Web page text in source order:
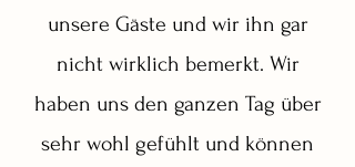
unsere Gäste und wir ihn gar
nicht wirklich bemerkt. Wir
haben uns den ganzen Tag über
sehr wohl gefühlt und können